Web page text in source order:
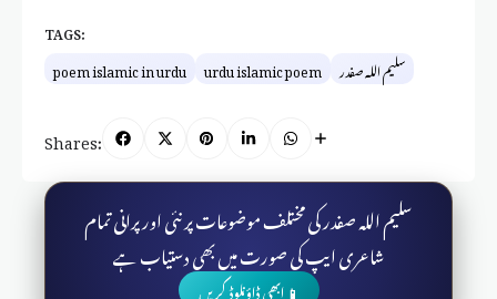
TAGS:
poem islamic in urdu urdu islamic poem سلیم اللہ صفدر
Shares:
سلیم اللہ صفدر کی مختلف موضوعات پر نئی اور پرانی تمام
شاعری ایپ کی صورت میں بھی دستیاب ہے
📱 ابھی ڈاؤنلوڈ کریں